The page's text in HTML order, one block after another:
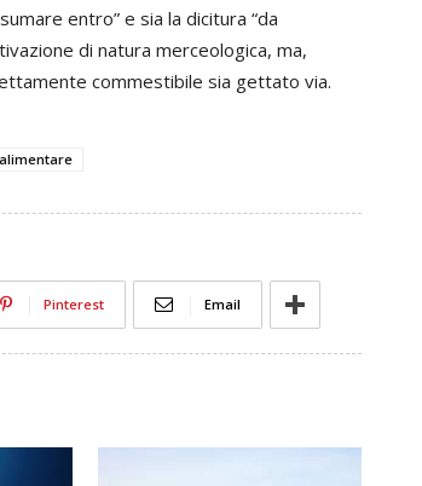
entro” e sia la dicitura “da
di natura merceologica, ma,
commestibile sia gettato via.
Pinterest Email